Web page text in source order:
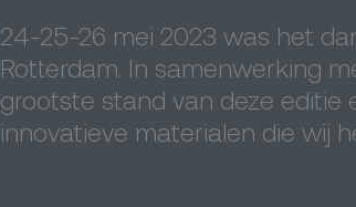
24-25-26 mei 2023 was het
Rotterdam. In samenwerking
grootste stand van deze
innovatieve materialen die wij